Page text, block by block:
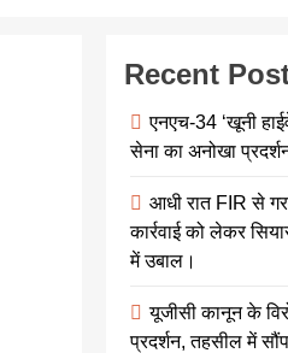
Recent
एनएच-34 ‘खूनी
सेना का अनोखा
आधी रात FIR से
कार्रवाई को लेकर
में उबाल।
यूजीसी कानून के
प्रदर्शन, तहसील में